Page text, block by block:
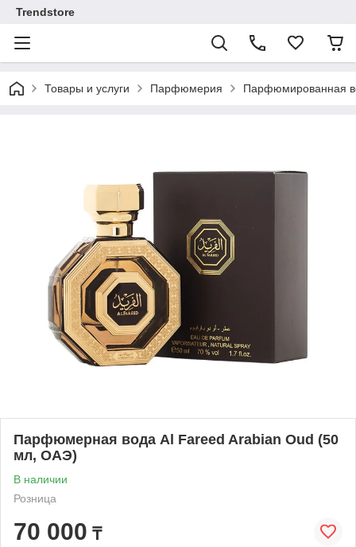
Trendstore
Товары и услуги Парфюмерия Парфюмированная
Парфюмерная вода Al Fareed Arabian Oud (50
мл, ОАЭ)
В наличии
Розница
70 000 ₸